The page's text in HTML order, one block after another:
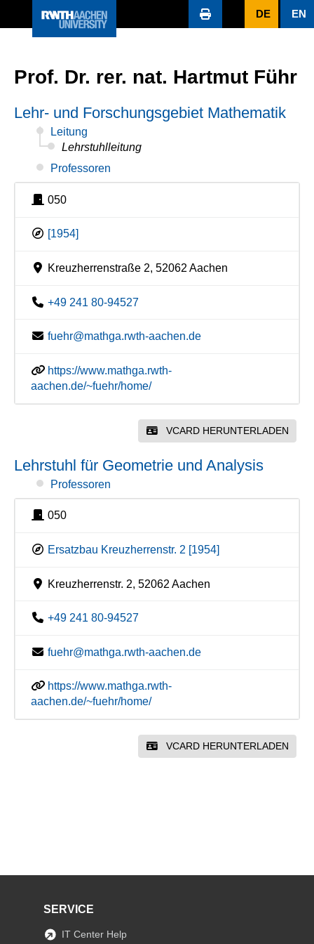
DE EN
Prof. Dr. rer. nat. Hartmut Führ
Lehr- und Forschungsgebiet Mathematik
Leitung
Lehrstuhlleitung
Professoren
050
[1954]
Kreuzherrenstraße 2, 52062 Aachen
+49 241 80-94527
fuehr@mathga.rwth-aachen.de
https://www.mathga.rwth-
aachen.de/~fuehr/home/
VCARD HERUNTERLADEN
Lehrstuhl für Geometrie und Analysis
Professoren
050
Ersatzbau Kreuzherrenstr. 2 [1954]
Kreuzherrenstr. 2, 52062 Aachen
+49 241 80-94527
fuehr@mathga.rwth-aachen.de
https://www.mathga.rwth-
aachen.de/~fuehr/home/
VCARD HERUNTERLADEN
SERVICE
IT Center Help